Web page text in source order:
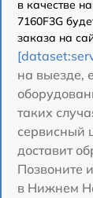
в качестве
7160F3G
заказа на
на выезде,
таких
сервисный
доставит
Позвоните
в Нижнем